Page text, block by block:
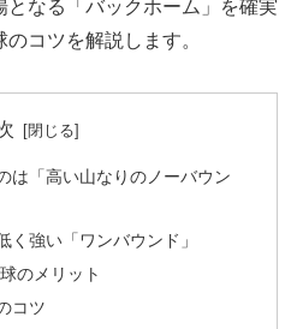
なる「バックホーム」を確実
コツを解説します。
は「高い山なりのノーバウン
く強い「ワンバウンド」
のメリット
コツ